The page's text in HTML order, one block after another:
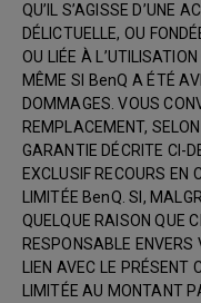
QU’IL S’AGISSE D’UNE
DÉLICTUELLE, OU
OU LIÉE À
MÊME SI BenQ A ÉTÉ
DOMMAGES. VOUS
REMPLACEMENT,
GARANTIE DÉCRITE CI-
EXCLUSIF RECOURS EN
LIMITÉE BenQ. SI,
QUELQUE RAISON QUE
RESPONSABLE ENVERS
LIEN AVEC LE
LIMITÉE AU MONTANT